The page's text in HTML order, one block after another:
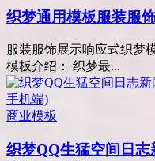
织梦通用模板服装服
服装服饰展示响应式织梦
模板介绍： 织梦最...
商业模板
织梦QQ生猛空间日